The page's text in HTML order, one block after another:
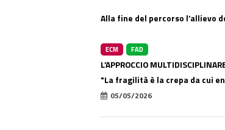
Alla fine del percorso l’allievo
ECM FAD
L’APPROCCIO
"La fragilità è la crepa da cui
05/05/2026